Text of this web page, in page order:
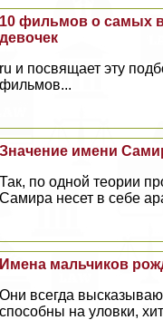
10 фильмов о самых
девочек
ru и посвящает эту
фильмов...
Значение имени
Так, по одной теории
Самира несет в себе
Имена мальчиков
Они всегда
способны на уловки,